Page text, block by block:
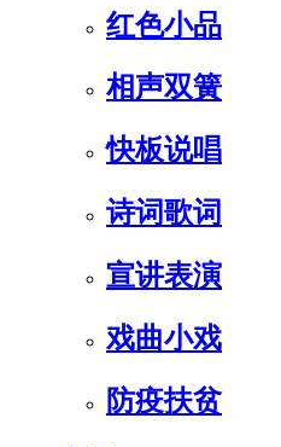
红色小品
相声双簧
快板说唱
诗词歌词
宣讲表演
戏曲小戏
防疫扶贫